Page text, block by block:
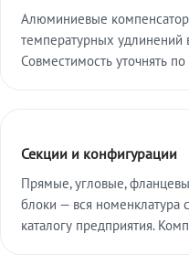
Алюминиевые
температурных
Совместимость уточнять по
Секции и конфигурации
Прямые, угловые,
блоки — вся номенклатура
каталогу предприятия.